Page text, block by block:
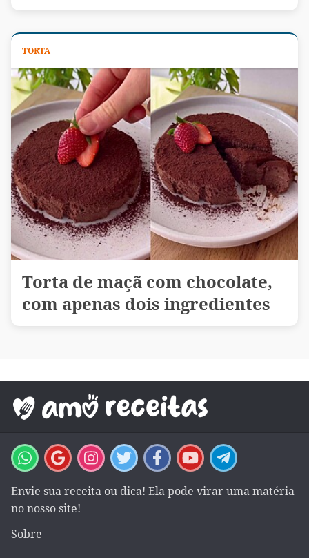
TORTA
Torta de maçã com chocolate,
com apenas dois ingredientes
Envie sua receita ou dica! Ela pode virar uma matéria
no nosso site!
Sobre